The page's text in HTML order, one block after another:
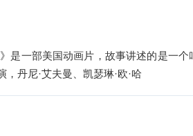
是一部美国动画片，故事讲述的是一
丹尼·艾夫曼、凯瑟琳·欧·哈